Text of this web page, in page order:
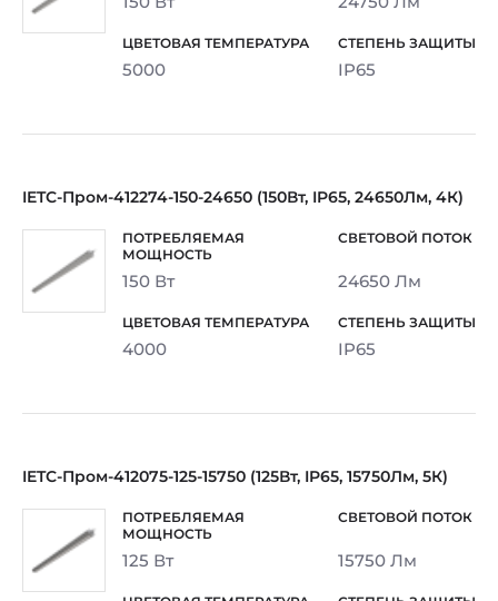
5000 IP65
IETC-Пром-412274-150-24650 (150Вт, IP65, 24650Лм, 4К)
150 Вт 24650 Лм
4000 IP65
IETC-Пром-412075-125-15750 (125Вт, IP65, 15750Лм, 5К)
125 Вт 15750 Лм